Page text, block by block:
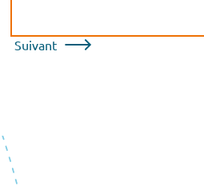
Suivant